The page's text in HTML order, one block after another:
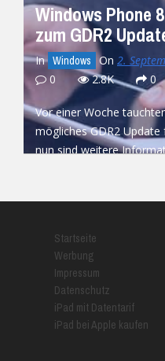
Windows Phone
zum GDR2
In Windows On 2.
0
2.8K 0
Vor einer Woche
mögliches GDR2 Update
nun sind weitere
Startseite
Werbung
Impressum
Datenschutz
iPad mit Datentarif
iPad bei Apple kaufen